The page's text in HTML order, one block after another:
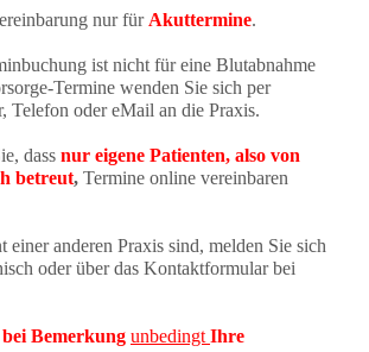
nur für Akuttermine.
ist nicht für eine Blutabnahme
Termine wenden Sie sich per
Telefon oder eMail an die Praxis.
dass nur eigene Patienten, also von
betreut, Termine online vereinbaren
einer anderen Praxis sind, melden Sie sich
oder über das Kontaktformular bei
Bemerkung unbedingt Ihre